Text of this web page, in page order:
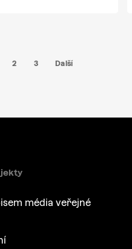
2 3 Další
média veřejné